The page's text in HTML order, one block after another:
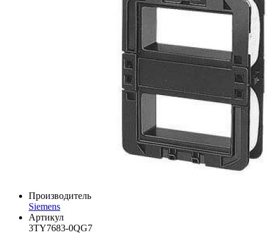
Производитель
Siemens
Артикул
3TY7683-0QG7